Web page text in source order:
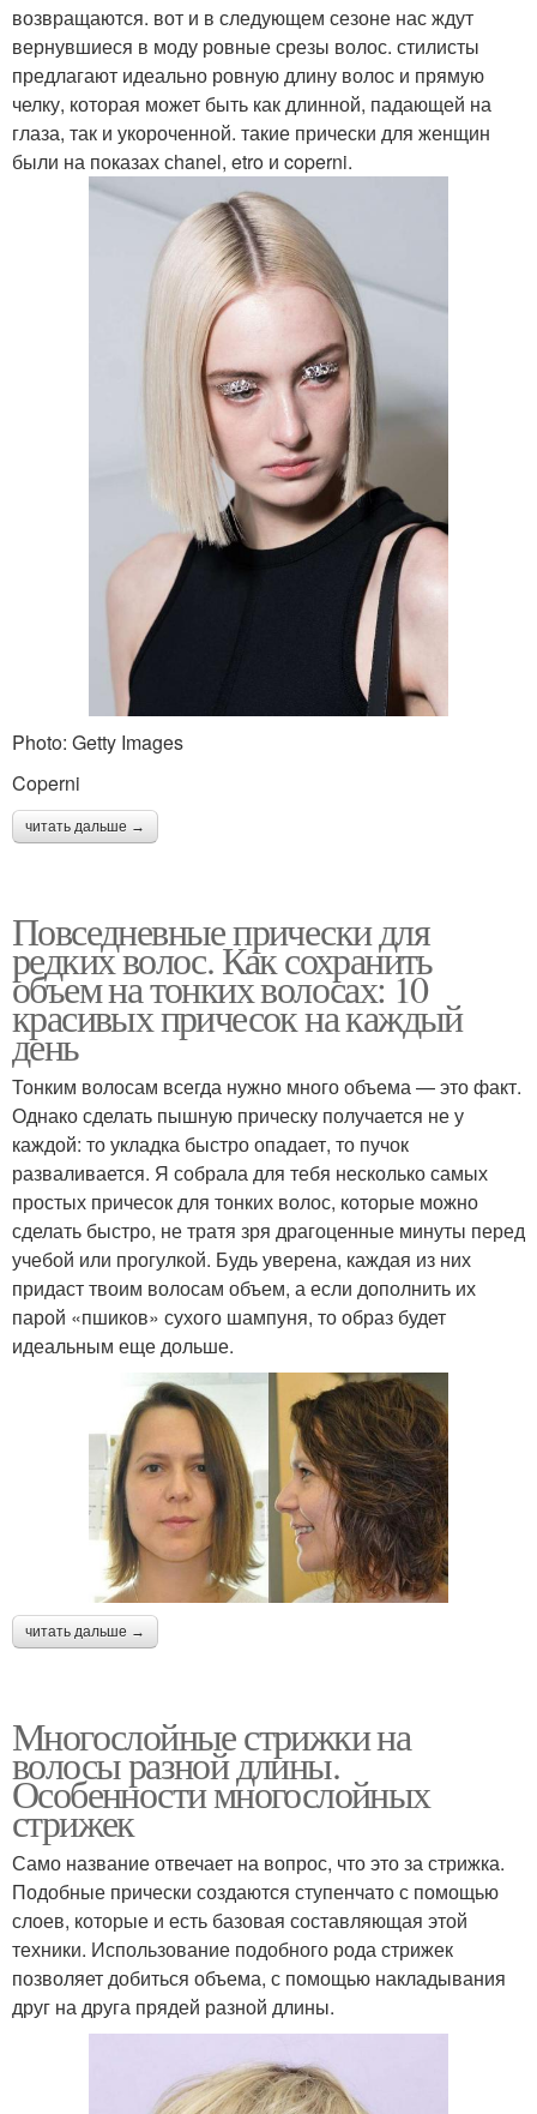
возвращаются. вот и в следующем сезоне нас ждут
вернувшиеся в моду ровные срезы волос. стилисты
предлагают идеально ровную длину волос и прямую
челку, которая может быть как длинной, падающей на
глаза, так и укороченной. такие прически для женщин
были на показах сhanel, etro и coperni.
Photo: Getty Images
Coperni
читать дальше →
Повседневные прически для
редких волос. Как сохранить
объем на тонких волосах: 10
красивых причесок на каждый
день
Тонким волосам всегда нужно много объема — это факт.
Однако сделать пышную прическу получается не у
каждой: то укладка быстро опадает, то пучок
разваливается. Я собрала для тебя несколько самых
простых причесок для тонких волос, которые можно
сделать быстро, не тратя зря драгоценные минуты перед
учебой или прогулкой. Будь уверена, каждая из них
придаст твоим волосам объем, а если дополнить их
парой «пшиков» сухого шампуня, то образ будет
идеальным еще дольше.
читать дальше →
Многослойные стрижки на
волосы разной длины.
Особенности многослойных
стрижек
Само название отвечает на вопрос, что это за стрижка.
Подобные прически создаются ступенчато с помощью
слоев, которые и есть базовая составляющая этой
техники. Использование подобного рода стрижек
позволяет добиться объема, с помощью накладывания
друг на друга прядей разной длины.